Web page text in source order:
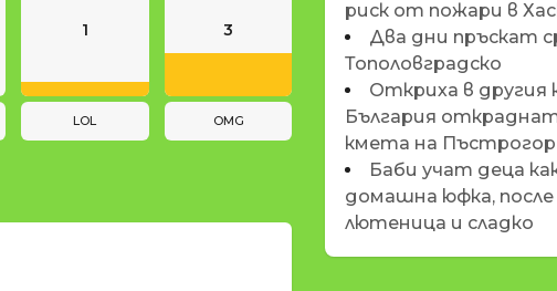
1
LOL
3
OMG
риск от пожари в
Два дни пръскат
Тополовградско
Откриха в другия
България
кмета на Пъстрогор
Баби учат деца
домашна юфка,
лютеница и сладко